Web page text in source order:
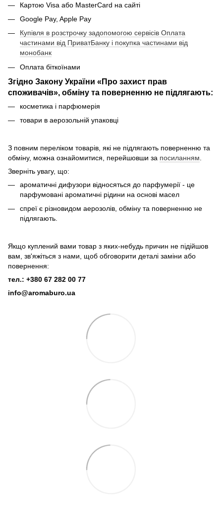
Картою Visa або MasterCard на сайті
Google Pay, Apple Pay
Купівля в розстрочку задопомогою сервісів Оплата
частинами від ПриватБанку і покупка частинами від
монобанк
Оплата біткоїнами
Згідно Закону України «Про захист прав
споживачів», обміну та поверненню не підлягають:
косметика і парфюмерія
товари в аерозольній упаковці
З повним переліком товарів, які не підлягають поверненню та
обміну, можна ознайомитися, перейшовши за посиланням
Зверніть увагу, що:
ароматичні дифузори відносяться до парфумерії - це
парфумовані ароматичні рідини на основі масел
спреї є різновидом аерозолів, обміну та поверненню не
підлягають.
Якщо куплений вами товар з яких-небудь причин не підійшов
вам, зв'яжіться з нами, щоб обговорити деталі заміни або
повернення:
тел.: +380 67 282 00 77
info@aromaburo.ua